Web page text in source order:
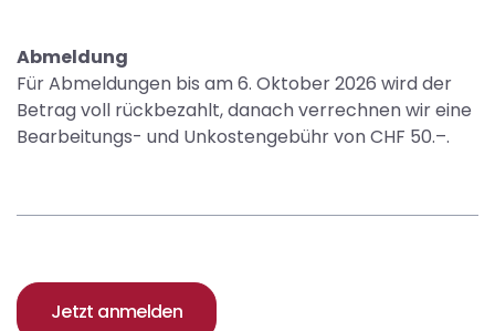
Abmeldung
Für Abmeldungen bis am 6. Oktober 2026 wird der
Betrag voll rückbezahlt, danach verrechnen wir eine
Bearbeitungs- und Unkostengebühr von CHF 50.–.
Jetzt anmelden